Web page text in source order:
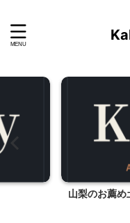
山梨のお薦